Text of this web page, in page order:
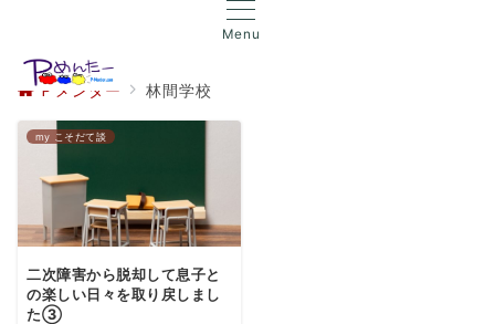
Menu
Ｐメンター 林間学校
my こそだて談
二次障害から脱却して息子と
の楽しい日々を取り戻しまし
た③